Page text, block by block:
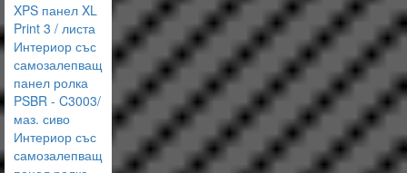
XPS панел XL
Print 3 / листа
Интериор със
самозалепващ
панел ролка
PSBR - C3003/
маз. сиво
Интериор със
самозалепващ